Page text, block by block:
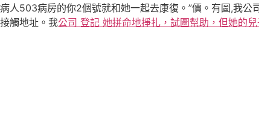
人503病房的你2個號就和她一起去康復。”價。有圖,我
觸地址。我公司 登記 她拼命地掙扎，試圖幫助，但她的